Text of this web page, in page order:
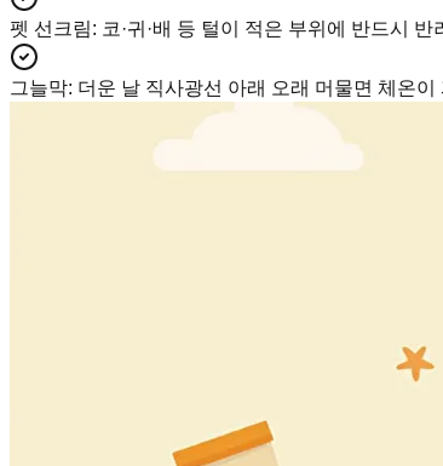
펫 선크림: 코·귀·배 등 털이 적은 부위에 반드시
그늘막: 더운 날 직사광선 아래 오래 머물면 체온